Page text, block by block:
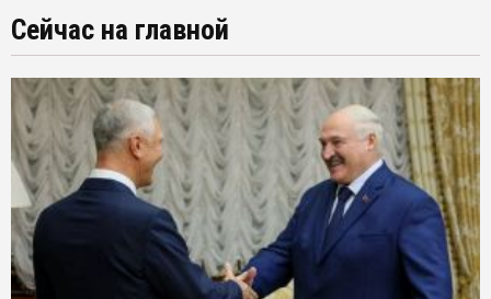
Сейчас на главной